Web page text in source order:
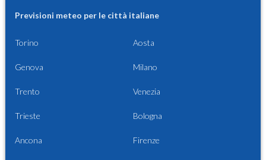
Previsioni meteo per le città italiane
Torino Aosta
Genova Milano
Trento Venezia
Trieste Bologna
Ancona Firenze